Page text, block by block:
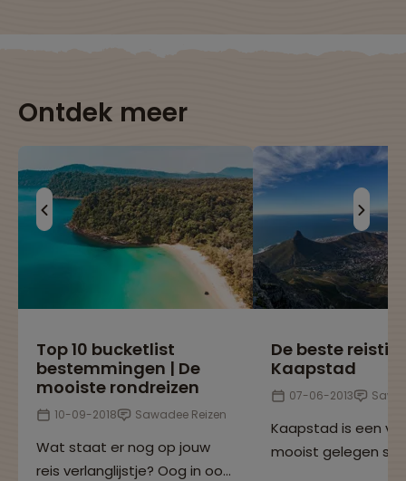
Ontdek meer
Top 10 bucketlist
bestemmingen | De
mooiste rondreizen
10-09-2018 Sawadee Reizen
Wat staat er nog op jouw
reis verlanglijstje? Oog in oog
De beste
Kaapstad
07-06-2013
Kaapstad is een
mooist gelegen